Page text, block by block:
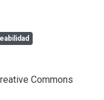
augmentation in
both densification
augment. This
syntherizing process
Commons